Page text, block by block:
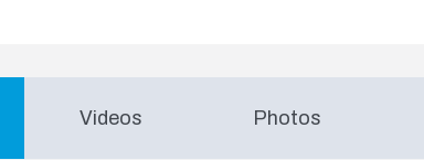
Videos Photos